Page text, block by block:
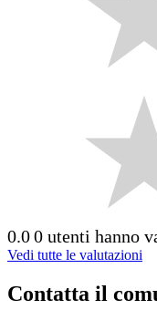
0.00 utenti hanno
Vedi tutte le valutazioni
Contatta il